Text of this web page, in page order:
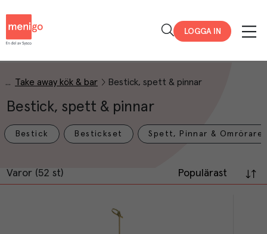
LOGGA IN
Take away kök & bar Bestick, spett & pinnar
Bestick, spett & pinnar
Bestick Bestickset Spett, Pinnar & Omrörare
Varor (52 st) Populärast